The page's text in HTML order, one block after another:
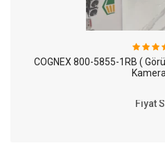
COGNEX 800-5855-1RB (
Fiyat